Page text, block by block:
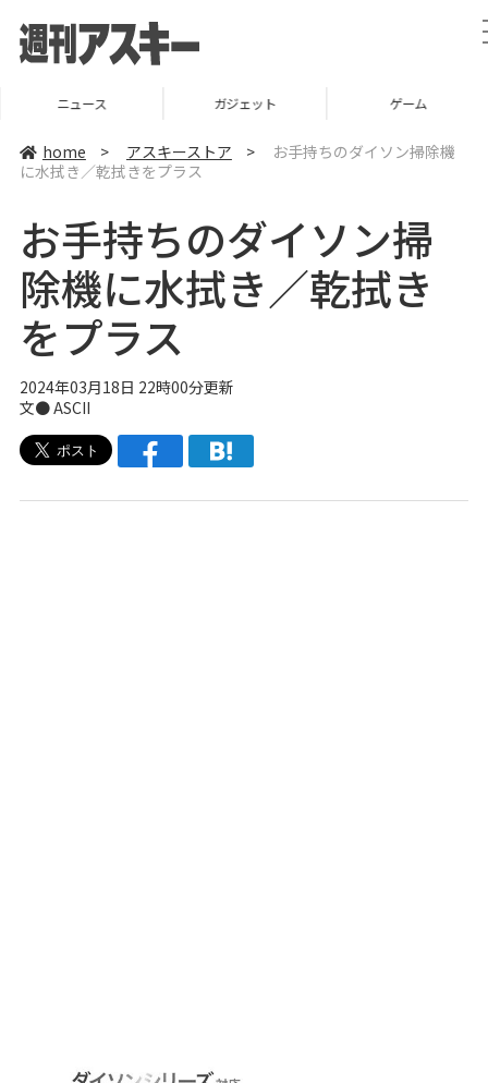
ニュース ガジェット ゲーム
home > アスキーストア >
お手持ちのダイソン掃除機
に水拭き／乾拭きをプラス
お手持ちのダイソン掃
除機に水拭き／乾拭き
をプラス
2024年03月18日 22時00分更新
文● ASCII